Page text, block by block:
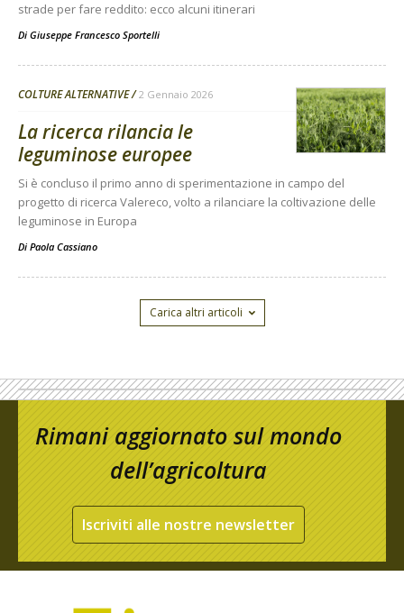
strade per fare reddito: ecco alcuni itinerari
Di Giuseppe Francesco Sportelli
COLTURE ALTERNATIVE 2 Gennaio 2026
La ricerca rilancia le
leguminose europee
Si è concluso il primo anno di sperimentazione in campo del
progetto di ricerca Valereco, volto a rilanciare la coltivazione delle
leguminose in Europa
Di Paola Cassiano
Carica altri articoli
Rimani aggiornato sul mondo
dell’agricoltura
Iscriviti alle nostre newsletter